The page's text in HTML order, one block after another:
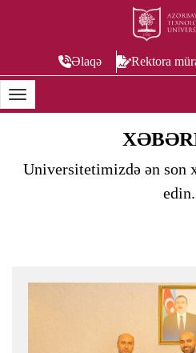
Əlaqə Rektora
Universitetimizdə ən son
edin.